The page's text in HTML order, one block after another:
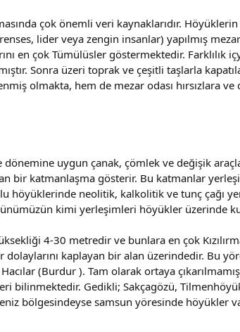
çok önemli veri kaynaklarıdır.
lider veya zengin insanlar) yapılmış
en çok Tümülüsler göstermektedir. Farklılık
Sonra üzeri toprak ve çeşitli taşlarla
olmakta, hem de mezar odası hırsızlara
dönemine uygun çanak, çömlek ve değişik
bir katmanlaşma gösterir. Bu katmanlar
höyüklerinde neolitik, kalkolitik ve tunç çağı
kimi yerleşimleri höyükler üzerinde
4-30 metredir ve bunlara en çok
dolaylarını kaplayan bir alan üzerindedir. Bu
(Burdur ). Tam olarak ortaya
bilinmektedir. Gedikli; Sakçagözü,
bölgesindeyse samsun yöresinde höyükler